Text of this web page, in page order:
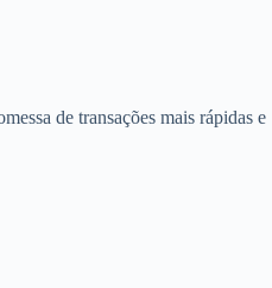
de transações mais rápidas e